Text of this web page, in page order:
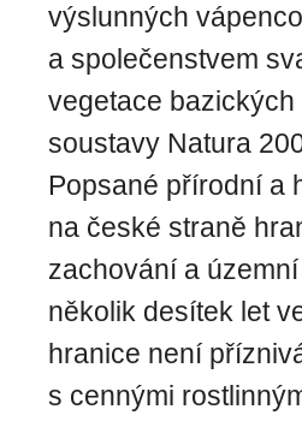
výslunných
a společenstvem
vegetace
soustavy Natura
Popsané přírodní a
na české straně
zachování a
několik desítek let
hranice není
s cennými